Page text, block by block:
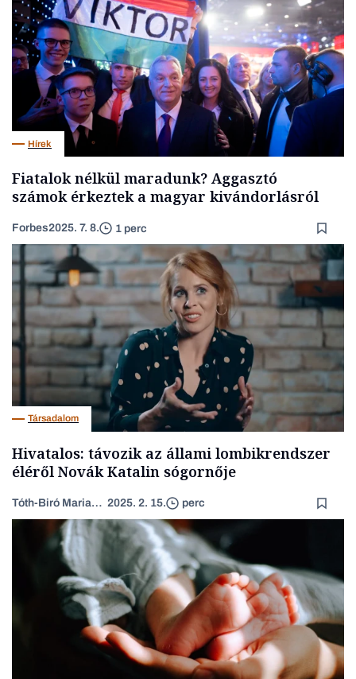
Hírek
Fiatalok nélkül maradunk? Aggasztó
számok érkeztek a magyar kivándorlásról
Forbes2025. 7. 8. 1 perc
Társadalom
Hivatalos: távozik az állami lombikrendszer
éléről Novák Katalin sógornője
Tóth-Biró Marianna 2025. 2. 15. perc